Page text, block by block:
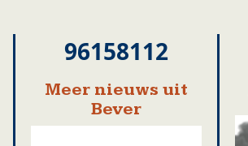
96158112
Meer nieuws uit
Bever